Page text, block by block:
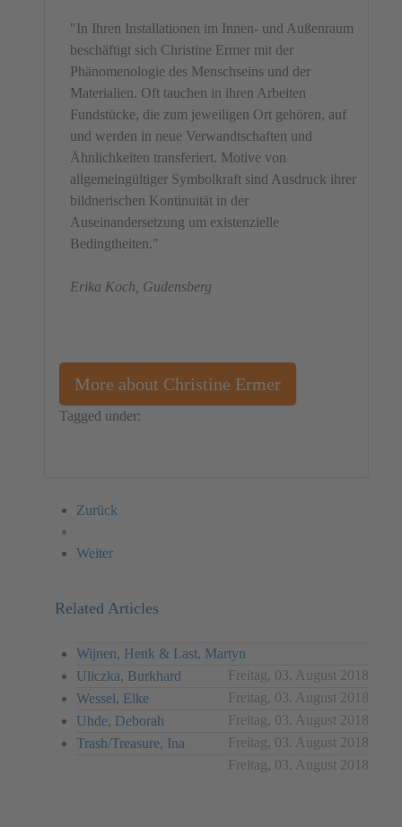
"In Ihren Installationen im Innen- und Außenraum
beschäftigt sich Christine Ermer mit der
Phänomenologie des Menschseins und der
Materialien. Oft tauchen in ihren Arbeiten
Fundstücke, die zum jeweiligen Ort gehören, auf
und werden in neue Verwandtschaften und
Ähnlichkeiten transferiert. Motive von
allgemeingültiger Symbolkraft sind Ausdruck ihrer
bildnerischen Kontinuität in der
Auseinandersetzung um existenzielle
Bedingtheiten."
Erika Koch, Gudensberg
More about Christine Ermer
Tagged under:
Zurück
Weiter
Related Articles
Wijnen, Henk & Last, Martyn
Freitag, 03. August 2018
Uliczka, Burkhard
Freitag, 03. August 2018
Wessel, Elke
Freitag, 03. August 2018
Uhde, Deborah
Freitag, 03. August 2018
Trash/Treasure, Ina
Freitag, 03. August 2018